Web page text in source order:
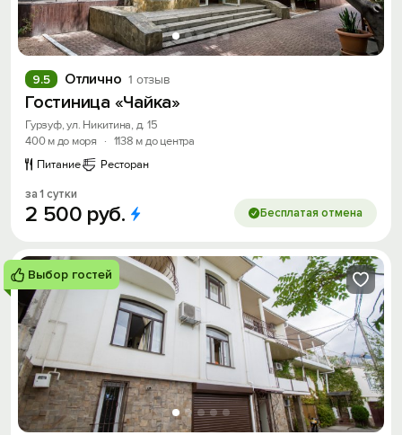
Отлично 1 отзыв
9.5
Гостиница «Чайка»
Гурзуф, ул. Никитина, д. 15
400 м до моря
· 1138 м до центра
Питание
Ресторан
за 1 сутки
2 500 руб. Бесплатая отмена
Выбор гостей